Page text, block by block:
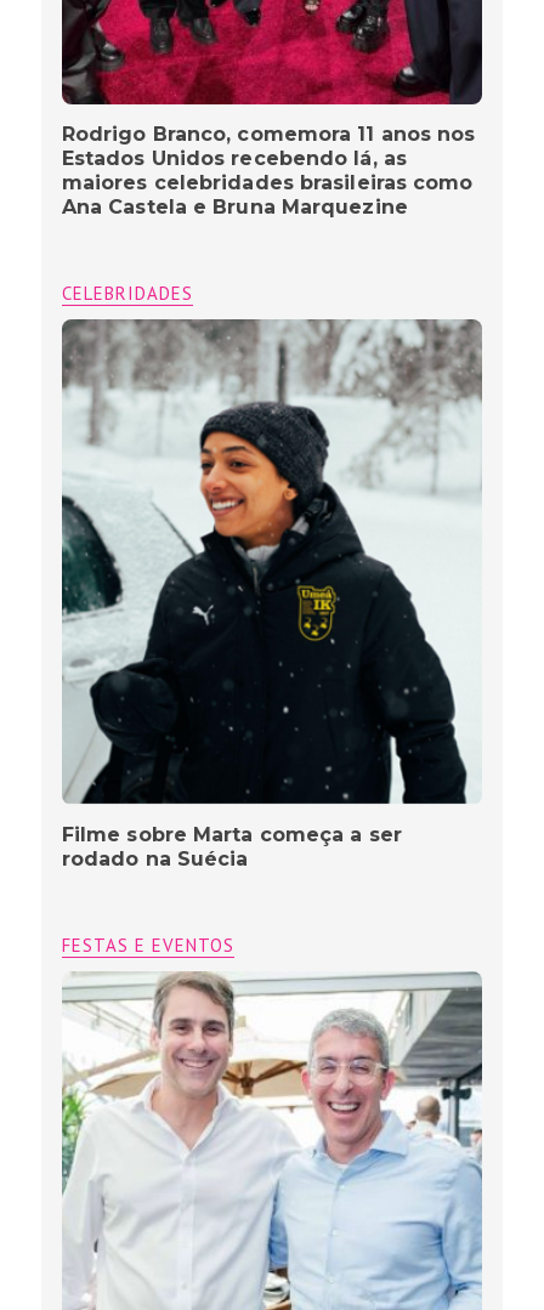
Rodrigo Branco, comemora 11 anos nos
Estados Unidos recebendo lá, as
maiores celebridades brasileiras como
Ana Castela e Bruna Marquezine
CELEBRIDADES
Filme sobre Marta começa a ser
rodado na Suécia
FESTAS E EVENTOS